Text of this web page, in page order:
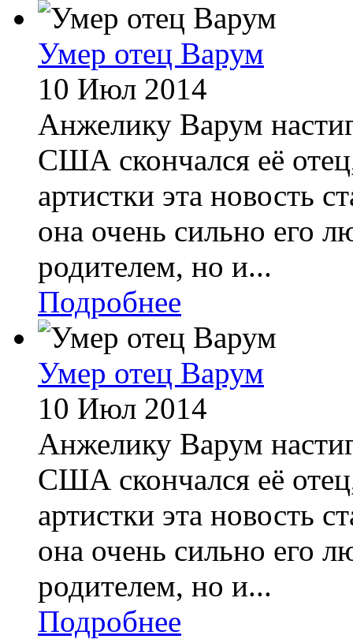
Умер отец Варум
10 Июл 2014
Анжелику Варум
США скончался её
артистки эта новость
она очень сильно его
родителем, но и...
Подробнее
Умер отец Варум
10 Июл 2014
Анжелику Варум
США скончался её
артистки эта новость
она очень сильно его
родителем, но и...
Подробнее